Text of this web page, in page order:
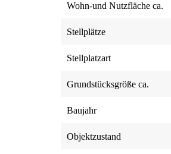
Wohn-und Nutzfläche ca.
Stellplätze
Stellplatzart
Grundstücksgröße ca.
Baujahr
Objektzustand